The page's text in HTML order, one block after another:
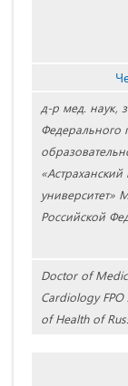
д-р мед. наук,
Федерального
университет»
Российской
Doctor of
Cardiology
of Health of